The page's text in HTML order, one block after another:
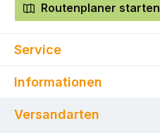
Routenplaner starten
Service
Informationen
Versandarten